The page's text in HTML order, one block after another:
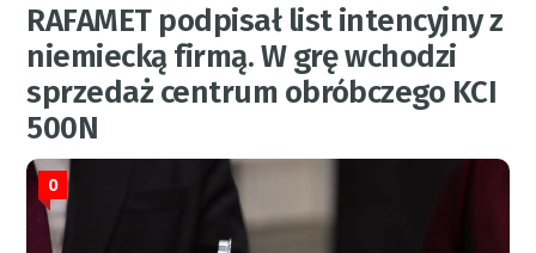
RAFAMET podpisał list intencyjny z
niemiecką firmą. W grę wchodzi
sprzedaż centrum obróbczego KCI
500N
0